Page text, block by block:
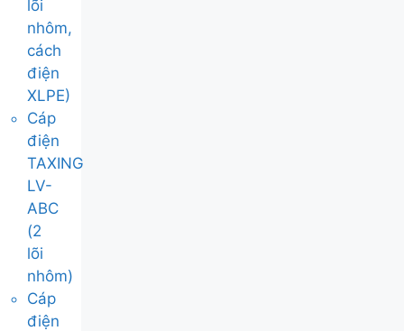
lõi
nhôm,
cách
điện
XLPE)
Cáp
điện
TAXING
LV-
ABC
(2
lõi
nhôm)
Cáp
điện